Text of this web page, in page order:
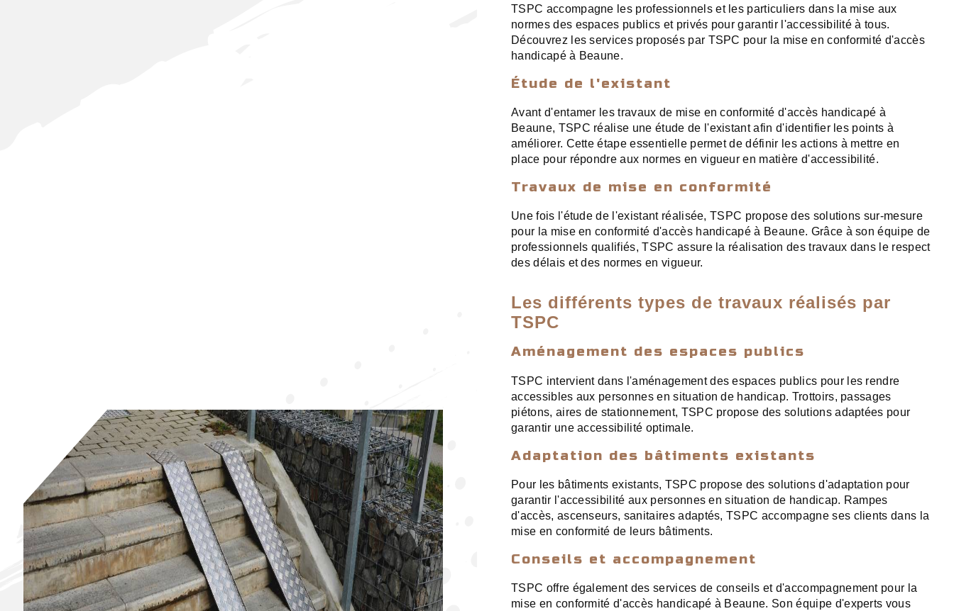
TSPC accompagne les professionnels et les particuliers dans la mise aux
normes des espaces publics et privés pour garantir l'accessibilité à tous.
Découvrez les services proposés par TSPC pour la mise en conformité d'accès
handicapé à Beaune.
Étude de l'existant
Avant d'entamer les travaux de mise en conformité d'accès handicapé à
Beaune, TSPC réalise une étude de l'existant afin d'identifier les points à
améliorer. Cette étape essentielle permet de définir les actions à mettre en
place pour répondre aux normes en vigueur en matière d'accessibilité.
Travaux de mise en conformité
Une fois l'étude de l'existant réalisée, TSPC propose des solutions sur-mesure
pour la mise en conformité d'accès handicapé à Beaune. Grâce à son équipe de
professionnels qualifiés, TSPC assure la réalisation des travaux dans le respect
des délais et des normes en vigueur.
Les différents types de travaux réalisés par
TSPC
Aménagement des espaces publics
TSPC intervient dans l'aménagement des espaces publics pour les rendre
accessibles aux personnes en situation de handicap. Trottoirs, passages
piétons, aires de stationnement, TSPC propose des solutions adaptées pour
garantir une accessibilité optimale.
Adaptation des bâtiments existants
Pour les bâtiments existants, TSPC propose des solutions d'adaptation pour
garantir l'accessibilité aux personnes en situation de handicap. Rampes
d'accès, ascenseurs, sanitaires adaptés, TSPC accompagne ses clients dans la
mise en conformité de leurs bâtiments.
Conseils et accompagnement
TSPC offre également des services de conseils et d'accompagnement pour la
mise en conformité d'accès handicapé à Beaune. Son équipe d'experts vous